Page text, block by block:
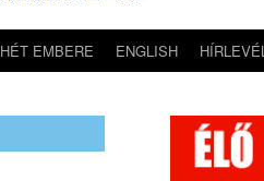
HÉT EMBERE ENGLISH